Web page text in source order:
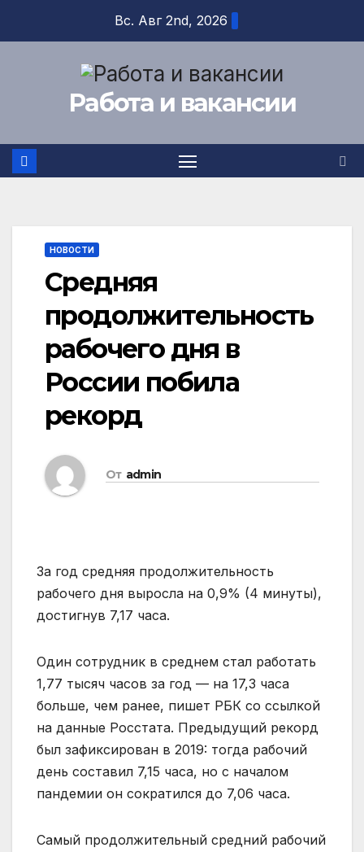
содержимому
Вс. Авг 2nd, 2026
Работа и вакансии
НОВОСТИ
Средняя
продолжительность
рабочего дня в
России побила
рекорд
От admin
За год средняя продолжительность
рабочего дня выросла на 0,9% (4 минуты),
достигнув 7,17 часа.
Один сотрудник в среднем стал работать
1,77 тысяч часов за год — на 17,3 часа
больше, чем ранее, пишет РБК со ссылкой
на данные Росстата. Предыдущий рекорд
был зафиксирован в 2019: тогда рабочий
день составил 7,15 часа, но с началом
пандемии он сократился до 7,06 часа.
Самый продолжительный средний рабочий